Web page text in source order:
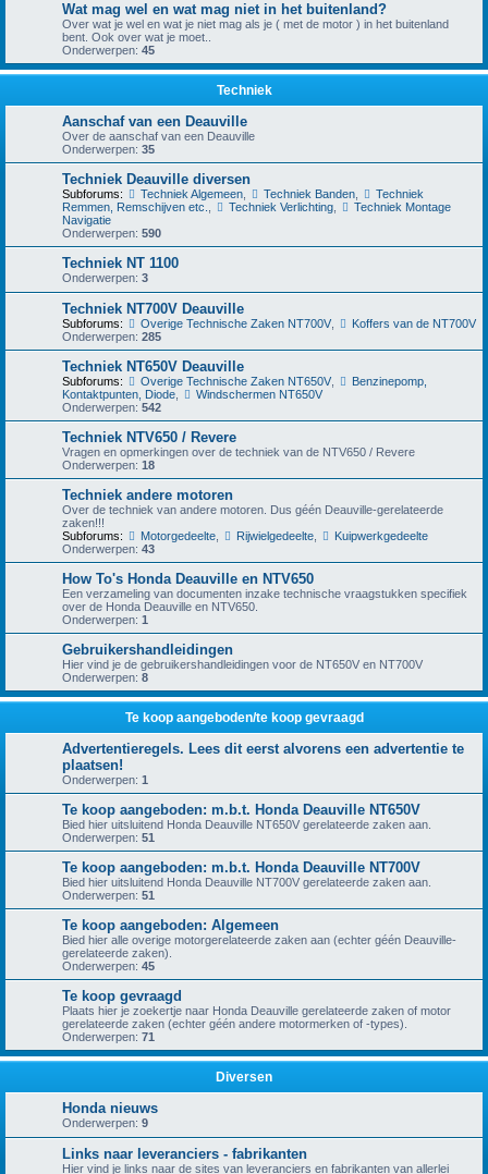
Wat mag wel en wat mag niet in het buitenland?
Over wat je wel en wat je niet mag als je ( met de motor ) in het buitenland
bent. Ook over wat je moet..
Onderwerpen: 45
Techniek
Aanschaf van een Deauville
Over de aanschaf van een Deauville
Onderwerpen: 35
Techniek Deauville diversen
Subforums: Techniek Algemeen, Techniek Banden,
Techniek
Remmen, Remschijven etc.
Techniek Verlichting,
Techniek Montage
Navigatie
Onderwerpen: 590
Techniek NT 1100
Onderwerpen: 3
Techniek NT700V Deauville
Subforums: Overige Technische Zaken NT700V,
Koffers van de NT700V
Onderwerpen: 285
Techniek NT650V Deauville
Subforums: Overige Technische Zaken NT650V,
Benzinepomp,
Kontaktpunten, Diode
Windschermen NT650V
Onderwerpen: 542
Techniek NTV650 / Revere
Vragen en opmerkingen over de techniek van de NTV650 / Revere
Onderwerpen: 18
Techniek andere motoren
Over de techniek van andere motoren. Dus géén Deauville-gerelateerde
zaken!!!
Subforums:
Motorgedeelte, Rijwielgedeelte,
Kuipwerkgedeelte
Onderwerpen: 43
How To's Honda Deauville en NTV650
Een verzameling van documenten inzake technische vraagstukken specifiek
over de Honda Deauville en NTV650.
Onderwerpen: 1
Gebruikershandleidingen
Hier vind je de gebruikershandleidingen voor de NT650V en NT700V
Onderwerpen: 8
Te koop aangeboden/te koop gevraagd
Advertentieregels. Lees dit eerst alvorens een advertentie te
plaatsen!
Onderwerpen: 1
Te koop aangeboden: m.b.t. Honda Deauville NT650V
Bied hier uitsluitend Honda Deauville NT650V gerelateerde zaken aan.
Onderwerpen: 51
Te koop aangeboden: m.b.t. Honda Deauville NT700V
Bied hier uitsluitend Honda Deauville NT700V gerelateerde zaken aan.
Onderwerpen: 51
Te koop aangeboden: Algemeen
Bied hier alle overige motorgerelateerde zaken aan (echter géén Deauville-
gerelateerde zaken).
Onderwerpen: 45
Te koop gevraagd
Plaats hier je zoekertje naar Honda Deauville gerelateerde zaken of motor
gerelateerde zaken (echter géén andere motormerken of -types).
Onderwerpen: 71
Diversen
Honda nieuws
Onderwerpen: 9
Links naar leveranciers - fabrikanten
Hier vind je links naar de sites van leveranciers en fabrikanten van allerlei